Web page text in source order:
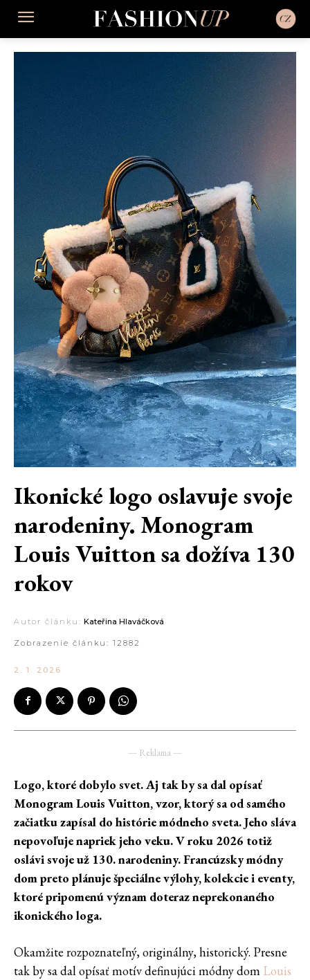
Ikonické logo oslavuje svoje
narodeniny. Monogram
Louis Vuitton sa dožíva 130
rokov
Autor článku: Kateřina Hlaváčková
Zobrazenie článku: 12882
2. 1. 2026
― Reklama ―
Logo, ktoré dobylo svet. Aj tak by sa dal opísať
Monogram Louis Vuitton, vzor, ktorý sa od samého
začiatku zapísal do histórie módneho sveta. Jeho sláva
nepovoľuje napriek jeho veku. V roku 2026 totiž
oslávi svoje už 130. narodeniny. Francúzsky módny
dom preto plánuje špeciálne výlohy, kolekcie i eventy,
ktoré pripomenú význam doteraz neprekonaného
ikonického loga.
Okamžite rozpoznateľný, originálny, historický. Presne
tak by sa dal opísať motív definujúci módny dom Louis